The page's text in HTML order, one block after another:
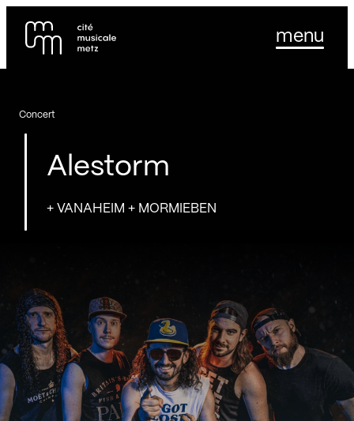
Se rendre au
Contenu principal
menu
Alestorm
+ VANAHEIM + MORMIEBEN
Concert